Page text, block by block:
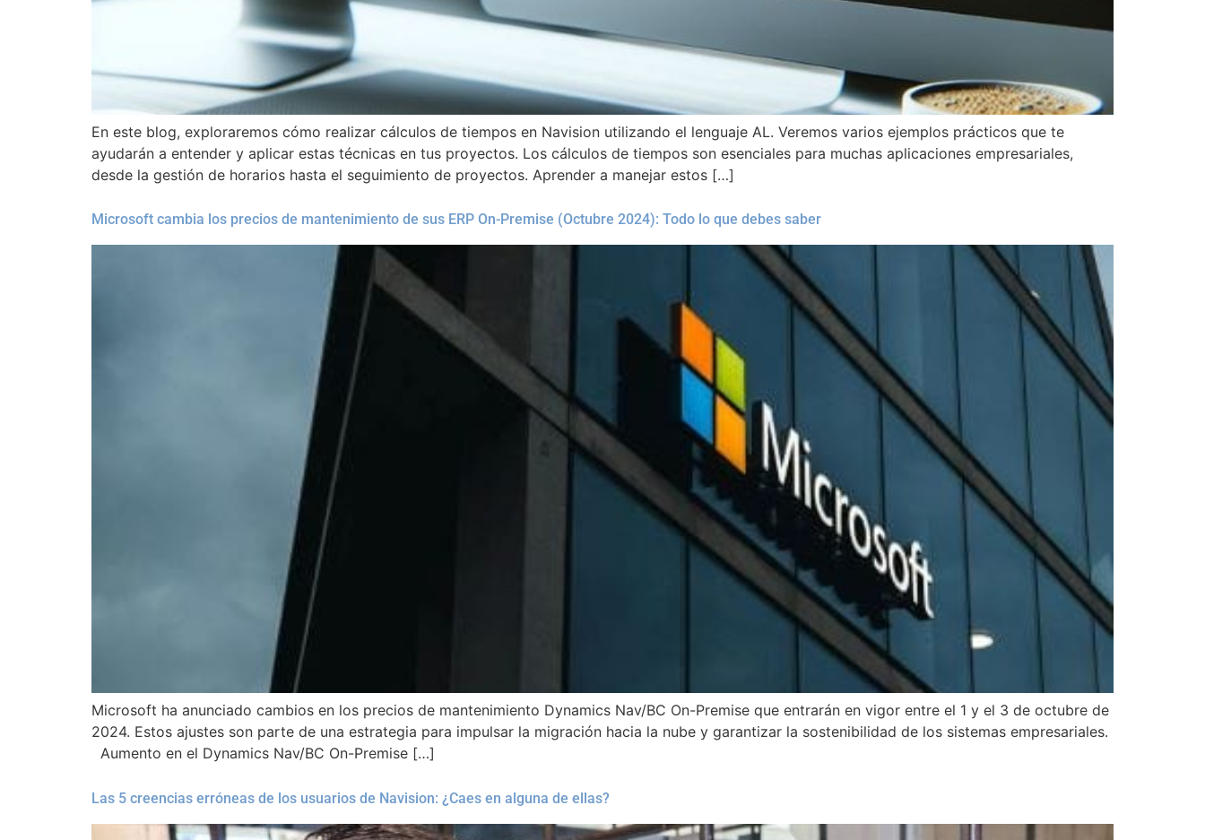
En este blog, exploraremos cómo realizar cálculos de tiempos en Navision utilizando el lenguaje AL. Veremos varios ejemplos prácticos que te
ayudarán a entender y aplicar estas técnicas en tus proyectos. Los cálculos de tiempos son esenciales para muchas aplicaciones empresariales,
desde la gestión de horarios hasta el seguimiento de proyectos. Aprender a manejar estos […]
Microsoft cambia los precios de mantenimiento de sus ERP On-Premise (Octubre 2024): Todo lo que debes saber
Microsoft ha anunciado cambios en los precios de mantenimiento Dynamics Nav/BC On-Premise que entrarán en vigor entre el 1 y el 3 de octubre de
2024. Estos ajustes son parte de una estrategia para impulsar la migración hacia la nube y garantizar la sostenibilidad de los sistemas empresariales.
Aumento en el Dynamics Nav/BC On-Premise […]
Las 5 creencias erróneas de los usuarios de Navision: ¿Caes en alguna de ellas?